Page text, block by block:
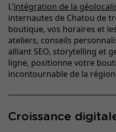
L'intégration de la
internautes de Chatou de
boutique, vos horaires et
ateliers, conseils
alliant SEO, storytelling et
ligne, positionne votre
incontournable de la
Croissance